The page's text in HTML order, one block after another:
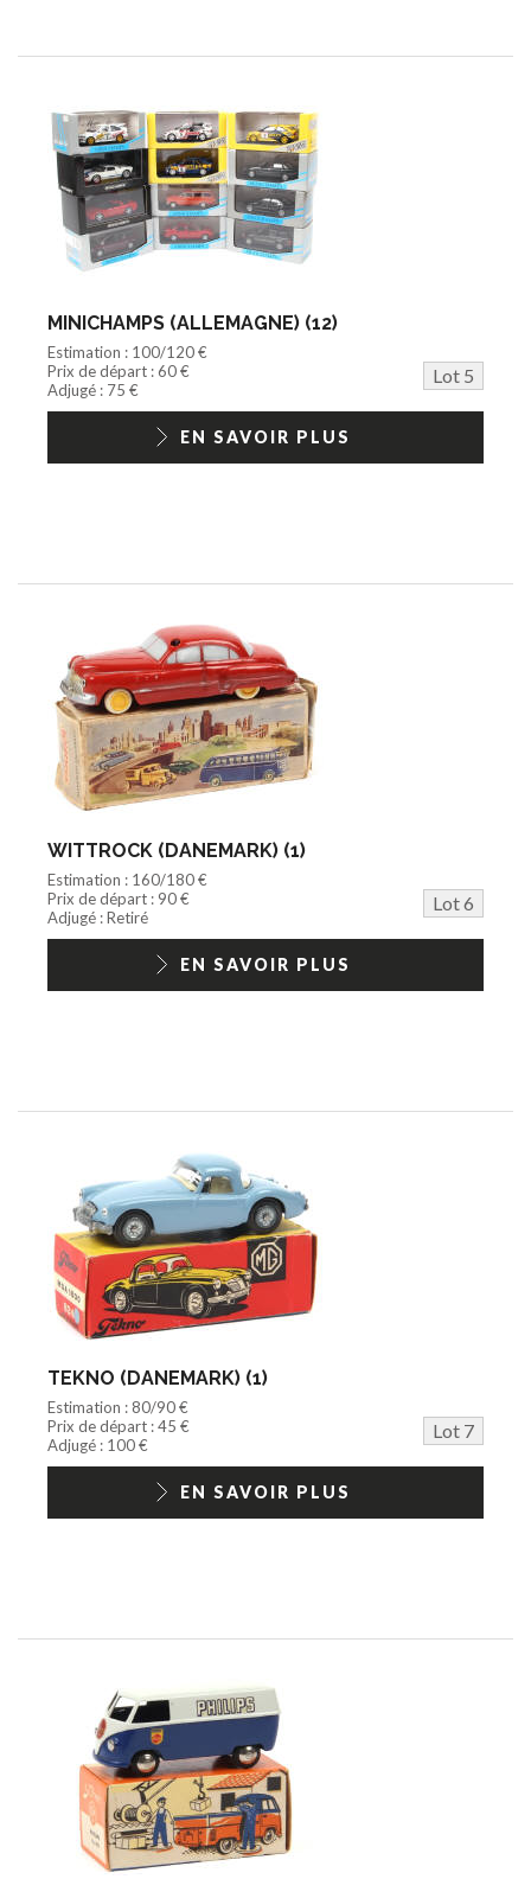
MINICHAMPS (ALLEMAGNE) (12)
Estimation : 100/120 €
Prix de départ : 60 €
Lot 5
Adjugé : 75 €
EN SAVOIR PLUS
WITTROCK (DANEMARK) (1)
Estimation : 160/180 €
Prix de départ : 90 €
Lot 6
Adjugé : Retiré
EN SAVOIR PLUS
TEKNO (DANEMARK) (1)
Estimation : 80/90 €
Prix de départ : 45 €
Lot 7
Adjugé : 100 €
EN SAVOIR PLUS